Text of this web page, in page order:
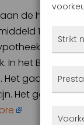
de hoge
16
Een
het BKR-
gaat daarbij
Het
Strikt